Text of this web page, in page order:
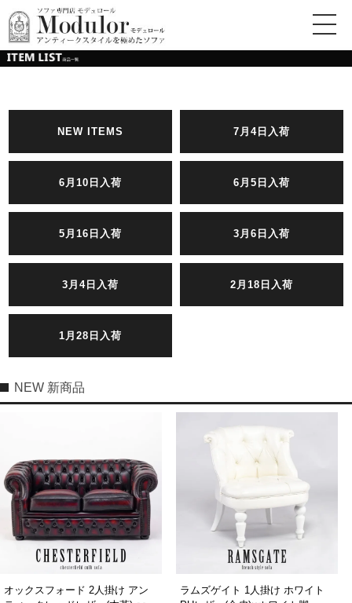
NEW ITEMS 7月4日入荷
6月10日入荷 6月5日入荷
5月16日入荷 3月6日入荷
3月4日入荷 2月18日入荷
1月28日入荷
NEW 新商品
オックスフォード 2人掛け アン
ラムズゲイト 1人掛け ホワイト